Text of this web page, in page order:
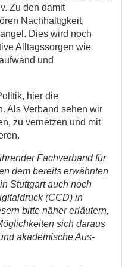
Zu den damit
Nachhaltigkeit,
Dies wird noch
Alltagssorgen wie
und
hier die
Als Verband sehen wir
zu vernetzen und mit
Fachverband für
dem bereits erwähnten
Stuttgart auch noch
(CCD) in
bitte näher erläutern,
sich daraus
akademische Aus-